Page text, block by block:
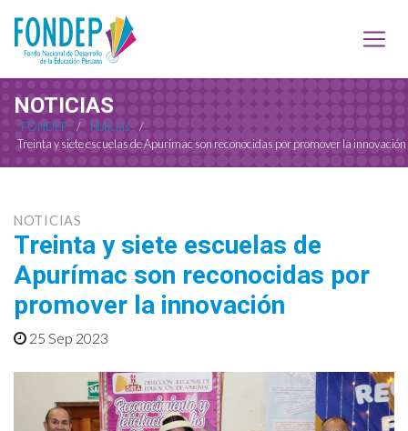
NOTICIAS
FONDEP / Noticias
/
Treinta y siete escuelas de Apurímac son reconocidas por promover la innovación
NOTICIAS
Treinta y siete escuelas de
Apurímac son reconocidas por
promover la innovación
25 Sep 2023